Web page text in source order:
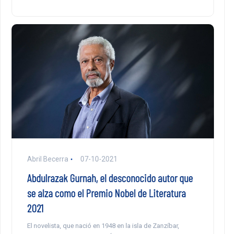
Abril Becerra 07-10-2021
Abdulrazak Gurnah, el desconocido autor que
se alza como el Premio Nobel de Literatura
2021
El novelista, que nació en 1948 en la isla de Zanzíbar,